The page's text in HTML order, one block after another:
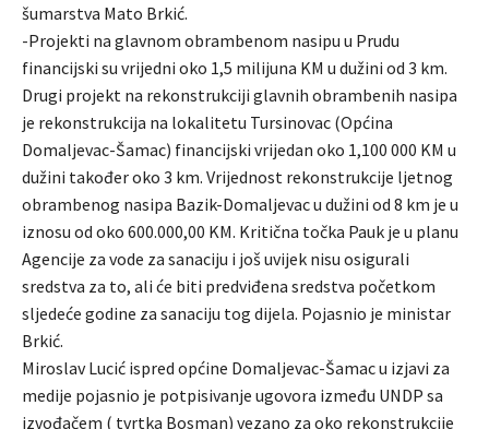
šumarstva Mato Brkić.
-Projekti na glavnom obrambenom nasipu u Prudu
financijski su vrijedni oko 1,5 milijuna KM u dužini od 3 km.
Drugi projekt na rekonstrukciji glavnih obrambenih nasipa
je rekonstrukcija na lokalitetu Tursinovac (Općina
Domaljevac-Šamac) financijski vrijedan oko 1,100 000 KM u
dužini također oko 3 km. Vrijednost rekonstrukcije ljetnog
obrambenog nasipa Bazik-Domaljevac u dužini od 8 km je u
iznosu od oko 600.000,00 KM. Kritična točka Pauk je u planu
Agencije za vode za sanaciju i još uvijek nisu osigurali
sredstva za to, ali će biti predviđena sredstva početkom
sljedeće godine za sanaciju tog dijela. Pojasnio je ministar
Brkić.
Miroslav Lucić ispred općine Domaljevac-Šamac u izjavi za
medije pojasnio je potpisivanje ugovora između UNDP sa
izvođačem ( tvrtka Bosman) vezano za oko rekonstrukcije